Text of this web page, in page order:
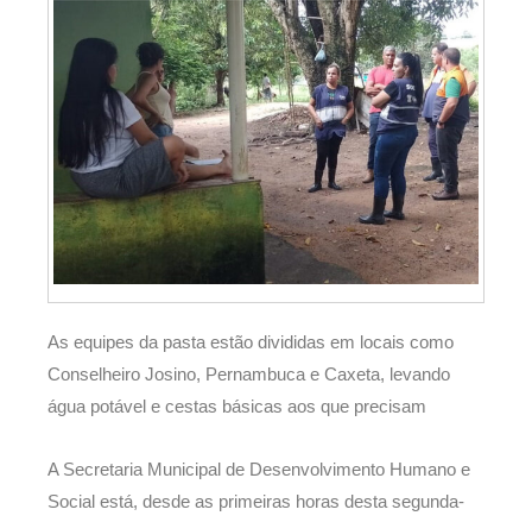
As equipes da pasta estão divididas em locais como
Conselheiro Josino, Pernambuca e Caxeta, levando
água potável e cestas básicas aos que precisam
A Secretaria Municipal de Desenvolvimento Humano e
Social está, desde as primeiras horas desta segunda-